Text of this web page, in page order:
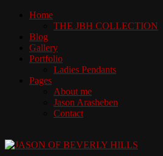
Home
THE JBH COLLECTION
Blog
Gallery
Portfolio
Ladies Pendants
Pages
About me
Jason Arasheben
Contact